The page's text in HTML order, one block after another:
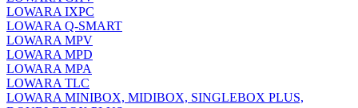
LOWARA IXPС
LOWARA Q-SMART
LOWARA MPV
LOWARA MPD
LOWARA MPA
LOWARA TLC
LOWARA MINIBOX, MIDIBOX, SINGLEBOX PLUS,